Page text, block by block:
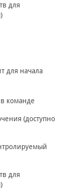
для
для начала
команде
(доступно
для